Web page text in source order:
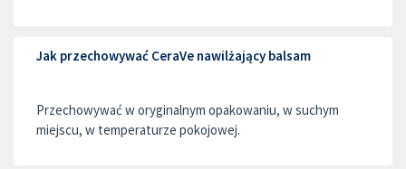
Jak przechowywać CeraVe nawilżający balsam
Przechowywać w oryginalnym opakowaniu, w suchym
miejscu, w temperaturze pokojowej.